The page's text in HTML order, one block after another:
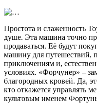
Простота и слаженность
душе. Эта машина точно
продаваться. Её будут
машину для путешествий,
приключениям и,
условиях. «Форчунер» –
благородных кровей. Да,
кто откажется управлять
культовым именем